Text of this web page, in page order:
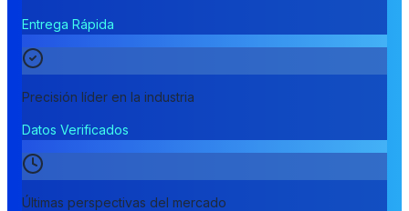
Entrega Rápida
Precisión líder en la industria
Datos Verificados
Últimas perspectivas del mercado